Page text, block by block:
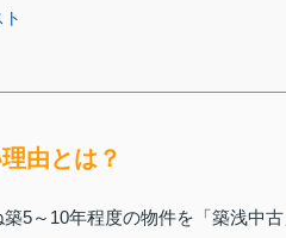
由とは？
5～10年程度の物件を「築浅中